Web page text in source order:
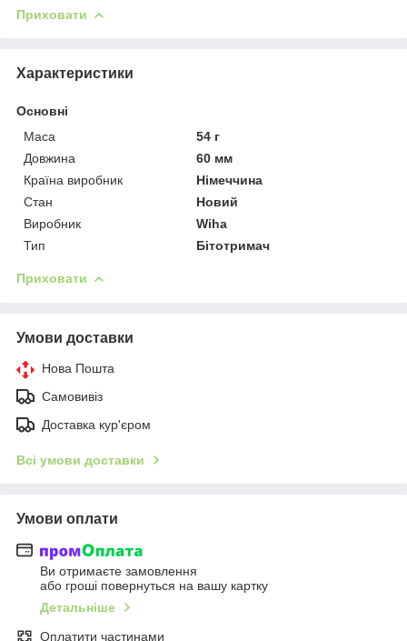
Приховати
Характеристики
Основні
Маса
54 г
Довжина
60 мм
Країна виробник
Німеччина
Стан
Новий
Виробник
Wiha
Тип
Бітотримач
Приховати
Умови доставки
Нова Пошта
Самовивіз
Доставка кур'єром
Всі умови доставки
Умови оплати
Ви отримаєте замовлення
або гроші повернуться на вашу картку
Детальніше
Оплатити частинами